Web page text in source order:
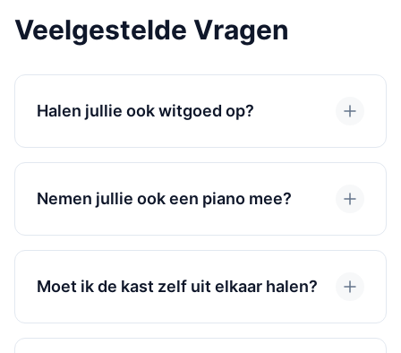
Veelgestelde Vragen
Halen jullie ook witgoed op?
Nemen jullie ook een piano mee?
Moet ik de kast zelf uit elkaar halen?